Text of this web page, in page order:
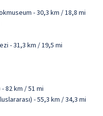
- 30,3 km / 18,8 mi
- 31,3 km / 19,5 mi
82 km / 51 mi
- 55,3 km / 34,3 mi